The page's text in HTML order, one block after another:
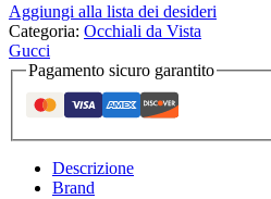
Aggiungi alla lista dei desideri
Categoria: Occhiali da Vista
Gucci
Pagamento sicuro garantito
Descrizione
Brand